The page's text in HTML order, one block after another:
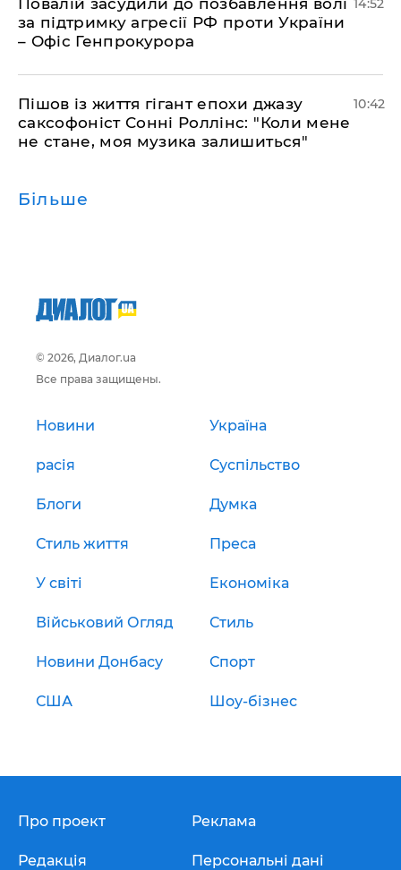
Повалій засудили до позбавлення волі
за підтримку агресії РФ проти України
– Офіс Генпрокурора
14:52
Пішов із життя гігант епохи джазу
саксофоніст Сонні Роллінс: "Коли мене
не стане, моя музика залишиться"
10:42
Більше
© 2026, Диалог.ua
Все права защищены.
Новини Україна
расія Суспільство
Блоги Думка
Стиль життя Преса
У світі Економіка
Військовий Огляд Стиль
Новини Донбасу Спорт
США Шоу-бізнес
Про проект
Редакція
Реклама
Персональні дані